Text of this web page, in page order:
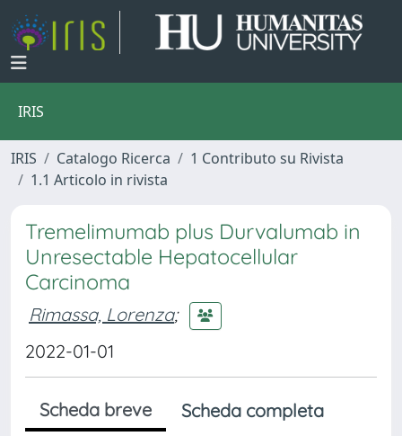
IRIS
IRIS Catalogo Ricerca
1 Contributo su Rivista
1.1 Articolo in rivista
Tremelimumab plus Durvalumab in
Unresectable Hepatocellular
Carcinoma
Rimassa, Lorenza;
2022-01-01
Scheda breve
Scheda completa